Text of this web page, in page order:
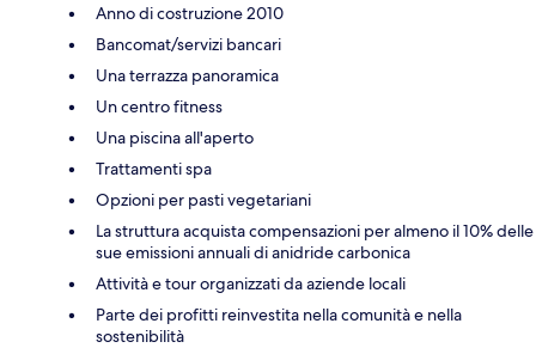
Anno di costruzione 2010
Bancomat/servizi bancari
Una terrazza panoramica
Un centro fitness
Una piscina all'aperto
Trattamenti spa
Opzioni per pasti vegetariani
La struttura acquista compensazioni per almeno il 10% delle
sue emissioni annuali di anidride carbonica
Attività e tour organizzati da aziende locali
Parte dei profitti reinvestita nella comunità e nella
sostenibilità